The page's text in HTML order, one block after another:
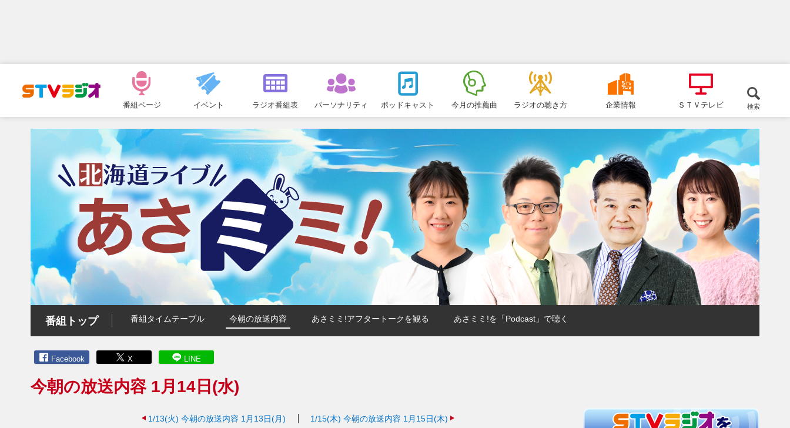
ュ
ー
番組ページ イベント ラジオ番組表 パーソナリティ ポッドキャスト 今月の推薦曲 ラジオの聴き方 企業情報 ＳＴＶテレビ 検索
番組トップ 番組タイムテーブル 今朝の放送内容 あさミミ!アフタートークを観る あさミミ!を「Podcast」で聴く
Facebook X LINE
今朝の放送内容 1月14日(水)
1/13(火) 今朝の放送内容 1月13日(月) 1/15(木) 今朝の放送内容 1月15日(木)